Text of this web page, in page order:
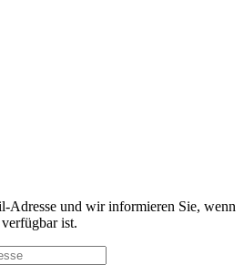
Adresse und wir informieren Sie, wenn
ist.